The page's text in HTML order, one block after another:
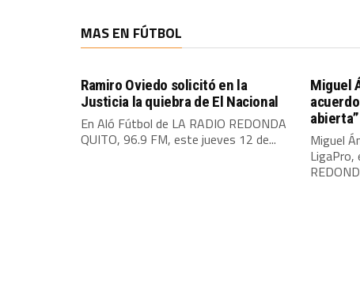
MAS EN FÚTBOL
Ramiro Oviedo solicitó en la
Justicia la quiebra de El Nacional
En Aló Fútbol de LA RADIO REDONDA
QUITO, 96.9 FM, este jueves 12 de...
Miguel
abierta”
Miguel
LigaPro,